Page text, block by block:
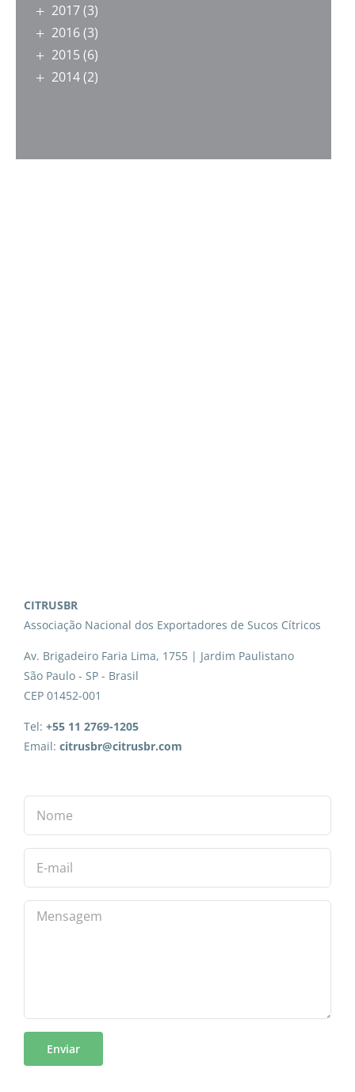
2017(3)
2016(3)
2015 (6)
2014(2)
CITRUSBR
Associação Nacional dos Exportadores de Sucos Cítricos
Av. Brigadeiro Faria Lima, 1755 | Jardim Paulistano
São Paulo - SP - Brasil
CEP 01452-001
Tel: +55 11 2769-1205
Email: citrusbr@citrusbr.com